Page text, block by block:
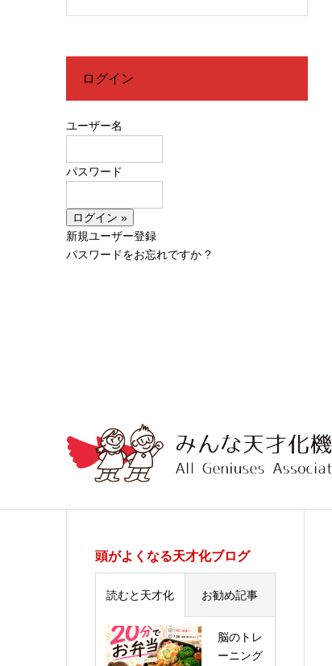
ログイン
ユーザー名
パスワード
新規ユーザー登録
パスワードをお忘れですか ?
頭がよくなる天才化ブログ
読むと天才化 お勧め記事
脳のトレ
ーニング